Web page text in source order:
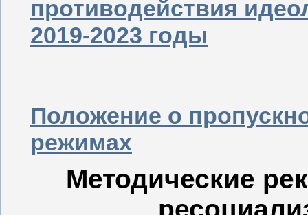
противодействия
2019-2023 годы
Положение о
режимах
Методические